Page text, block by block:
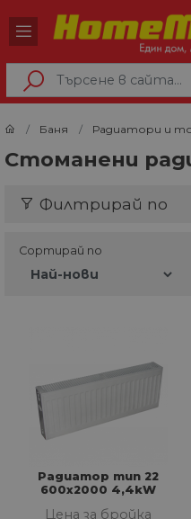
Баня Радиатори и
Стоманени
Филтрирай по
Сортирай по
Радиатор тип 22
600х2000 4,4kW
Цена за бройка